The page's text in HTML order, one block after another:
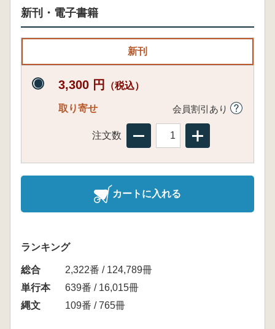
新刊・電子書籍
新刊
3,300 円 （税込）
取り寄せ 会員割引あり
注文数
カートに入れる
ランキング
総合
2,322番 / 124,789冊
単行本
639番 / 16,015冊
縄文
109番 / 765冊